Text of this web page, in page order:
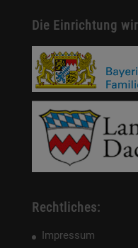
Die Einrichtung
Rechtliches:
Impressum